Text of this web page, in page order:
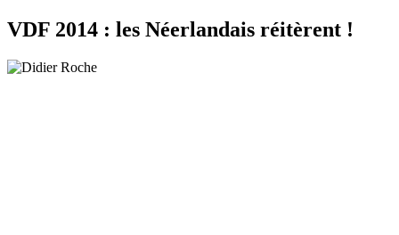
VDF 2014 : les Néerlandais réitèrent !